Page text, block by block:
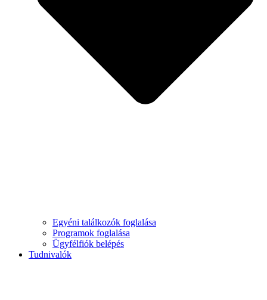
Egyéni találkozók foglalása
Programok foglalása
Ügyfélfiók belépés
Tudnivalók